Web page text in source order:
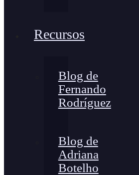
Recursos
Blog de
Fernando
Rodríguez
Blog de
Adriana
Botelho